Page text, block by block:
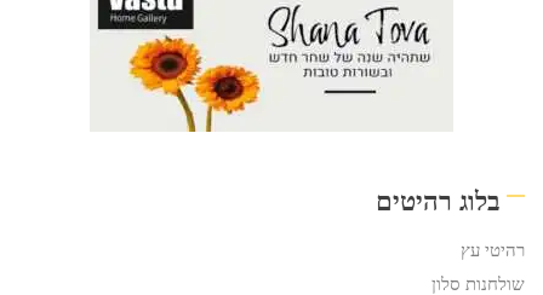
בלוג רהיטים
רהיטי עץ
שולחנות סלון